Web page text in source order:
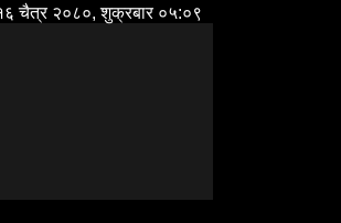
चैत्र २०८०, शुक्रबार ०५:०९